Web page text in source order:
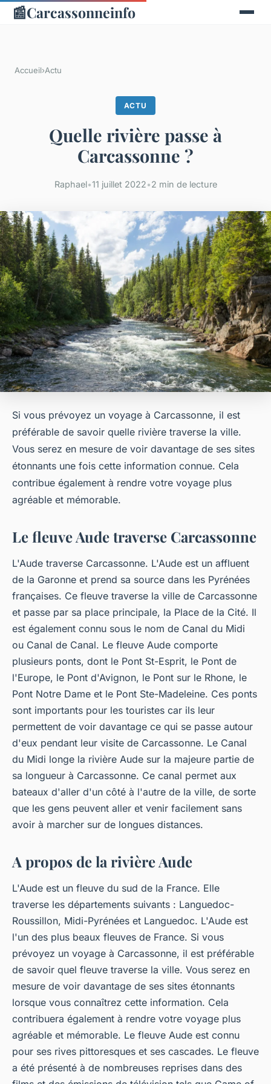
📰Carcassonneinfo
Accueil›Actu
ACTU
Quelle rivière passe à
Carcassonne ?
Raphael•11 juillet 2022•2 min de lecture
Si vous prévoyez un voyage à Carcassonne, il est
préférable de savoir quelle rivière traverse la ville.
Vous serez en mesure de voir davantage de ses sites
étonnants une fois cette information connue. Cela
contribue également à rendre votre voyage plus
agréable et mémorable.
Le fleuve Aude traverse Carcassonne
L'Aude traverse Carcassonne. L'Aude est un affluent
de la Garonne et prend sa source dans les Pyrénées
françaises. Ce fleuve traverse la ville de Carcassonne
et passe par sa place principale, la Place de la Cité. Il
est également connu sous le nom de Canal du Midi
ou Canal de Canal. Le fleuve Aude comporte
plusieurs ponts, dont le Pont St-Esprit, le Pont de
l'Europe, le Pont d'Avignon, le Pont sur le Rhone, le
Pont Notre Dame et le Pont Ste-Madeleine. Ces ponts
sont importants pour les touristes car ils leur
permettent de voir davantage ce qui se passe autour
d'eux pendant leur visite de Carcassonne. Le Canal
du Midi longe la rivière Aude sur la majeure partie de
sa longueur à Carcassonne. Ce canal permet aux
bateaux d'aller d'un côté à l'autre de la ville, de sorte
que les gens peuvent aller et venir facilement sans
avoir à marcher sur de longues distances.
A propos de la rivière Aude
L'Aude est un fleuve du sud de la France. Elle
traverse les départements suivants : Languedoc-
Roussillon, Midi-Pyrénées et Languedoc. L'Aude est
l'un des plus beaux fleuves de France. Si vous
prévoyez un voyage à Carcassonne, il est préférable
de savoir quel fleuve traverse la ville. Vous serez en
mesure de voir davantage de ses sites étonnants
lorsque vous connaîtrez cette information. Cela
contribuera également à rendre votre voyage plus
agréable et mémorable. Le fleuve Aude est connu
pour ses rives pittoresques et ses cascades. Le fleuve
a été présenté à de nombreuses reprises dans des